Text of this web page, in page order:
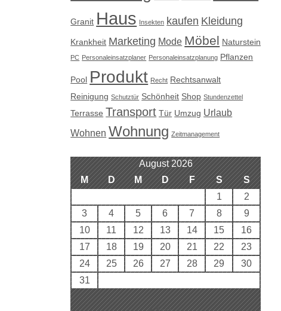
Granit Haus Insekten kaufen Kleidung
Krankheit Marketing Mode Möbel Naturstein
PC Personaleinsatzplaner Personaleinsatzplanung Pflanzen
Pool Produkt Recht Rechtsanwalt
Reinigung Schutztür Schönheit Shop Stundenzettel
Terrasse Transport Tür Umzug Urlaub
Wohnen Wohnung Zeitmanagement
August 2026
M
D M D F S
S
1
2
3
4 5 6 7 8
9
10
11 12 13 14 15
16
17
18 19 20 21 22
23
24
25 26 27 28 29
30
31